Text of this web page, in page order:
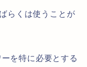
らくは使うことが
を特に必要とする